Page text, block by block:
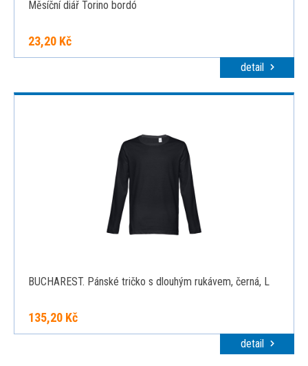
Měsíční diář Torino bordó
23,20 Kč
detail
BUCHAREST. Pánské tričko s dlouhým rukávem, černá, L
135,20 Kč
detail